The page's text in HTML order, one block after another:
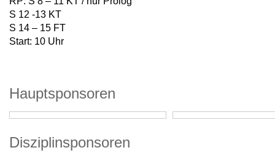
S 12 -13 KT
S 14 – 15 FT
Start: 10 Uhr
Hauptsponsoren
Disziplinsponsoren